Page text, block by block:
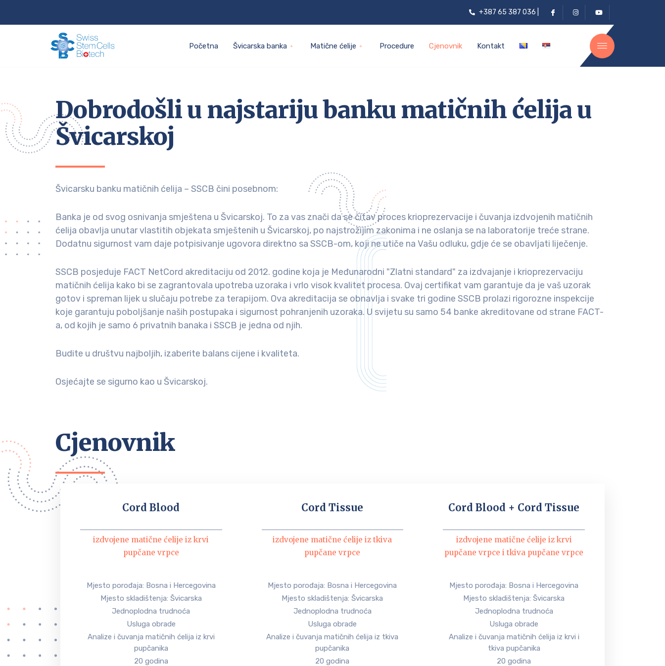
+387 65 387 036 |
Početna Švicarska banka Matične ćelije Procedure Cjenovnik Kontakt
Dobrodošli u najstariju banku matičnih ćelija u
Švicarskoj
Švicarsku banku matičnih ćelija – SSCB čini posebnom:
Banka je od svog osnivanja smještena u Švicarskoj. To za vas znači da se čitav proces krioprezervacije i čuvanja izdvojenih matičnih
ćelija obavlja unutar vlastitih objekata smještenih u Švicarskoj, po najstrožijim zakonima i ne oslanja se na laboratorije treće strane.
Dodatnu sigurnost vam daje potpisivanje ugovora direktno sa SSCB-om, koji ne utiče na Vašu odluku, gdje će se obavljati liječenje.
SSCB posjeduje FACT NetCord akreditaciju od 2012. godine koja je Međunarodni "Zlatni standard" za izdvajanje i krioprezervaciju
matičnih ćelija kako bi se zagrantovala upotreba uzoraka i vrlo visok kvalitet procesa. Ovaj certifikat vam garantuje da je vaš uzorak
gotov i spreman lijek u slučaju potrebe za terapijom. Ova akreditacija se obnavlja i svake tri godine SSCB prolazi rigorozne inspekcije
koje garantuju poboljšanje naših postupaka i sigurnost pohranjenih uzoraka. U svijetu su samo 54 banke akreditovane od strane FACT-
a, od kojih je samo 6 privatnih banaka i SSCB je jedna od njih.
Budite u društvu najboljih, izaberite balans cijene i kvaliteta.
Osjećajte se sigurno kao u Švicarskoj.
Cjenovnik
Cord Blood
izdvojene matične ćelije iz krvi
pupčane vrpce
Mjesto porođaja: Bosna i Hercegovina
Mjesto skladištenja: Švicarska
Jednoplodna trudnoća
Usluga obrade
Analize i čuvanja matičnih ćelija iz krvi
pupčanika
20 godina
Cord Tissue
izdvojene matične ćelije iz tkiva
pupčane vrpce
Mjesto porođaja: Bosna i Hercegovina
Mjesto skladištenja: Švicarska
Jednoplodna trudnoća
Usluga obrade
Analize i čuvanja matičnih ćelija iz tkiva
pupčanika
20 godina
Cord Blood + Cord Tissue
izdvojene matične ćelije iz krvi
pupčane vrpce i tkiva pupčane vrpce
Mjesto porođaja: Bosna i Hercegovina
Mjesto skladištenja: Švicarska
Jednoplodna trudnoća
Usluga obrade
Analize i čuvanja matičnih ćelija iz krvi i
tkiva pupčanika
20 godina